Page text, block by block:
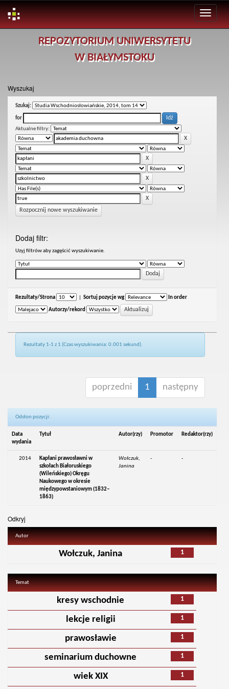
REPOZYTORIUM UNIWERSYTETU
W BIAŁYMSTOKU
Wyszukaj
Szukaj:
for
Aktualne filtry:
Rozpocznij nowe wyszukiwanie
Dodaj filtr:
Uzyj filtrów aby zagęścić wyszukiwanie.
Rezultaty/Strona Sortuj pozycje wg In order
Autorzy/rekord
Rezultaty 1-1 z 1 (Czas wyszukiwania: 0.001 sekund).
poprzedni 1 następny
Odsłon pozycji:
Data
wydania
Tytuł Autor(rzy) Promotor Redaktor(rzy)
2014
Kapłani prawosławni w
szkołach Białoruskiego
(Wileńskiego) Okręgu
Naukowego w okresie
międzypowstaniowym (1832–
1863)
Wołczuk,
Janina
- -
Odkryj
Autor
1
Wołczuk, Janina
Temat
1
kresy wschodnie
1
lekcje religii
1
prawosławie
1
seminarium duchowne
1
wiek XIX